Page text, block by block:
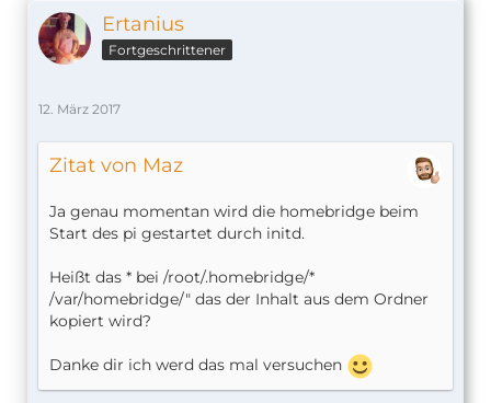
Ertanius
Fortgeschrittener
12. März 2017
Zitat von Maz
Ja genau momentan wird die homebridge beim
Start des pi gestartet durch initd.
Heißt das * bei /root/.homebridge/*
/var/homebridge/" das der Inhalt aus dem Ordner
kopiert wird?
Danke dir ich werd das mal versuchen